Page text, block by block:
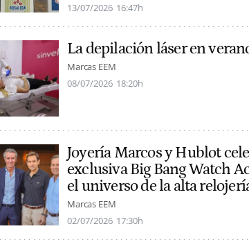
13/07/2026 16:47h
La depilación láser en
Marcas EEM
08/07/2026 18:20h
Joyería Marcos y Hublot
exclusiva Big Bang Watch
el universo de la alta
Marcas EEM
02/07/2026 17:30h